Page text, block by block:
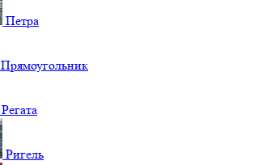
Петра
Прямоугольник
Регата
Ригель